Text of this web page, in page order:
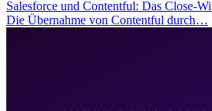
Salesforce und Contentful: Das Close-
Die Übernahme von Contentful durch…